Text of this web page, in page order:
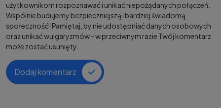
użytkownikom rozpoznawać i unikać niepożądanych połączeń.
Wspólnie budujemy bezpieczniejszą i bardziej świadomą
społeczność! Pamiętaj, by nie udostępniać danych osobowych
oraz unikać wulgaryzmów - w przeciwnym razie Twój komentarz
może zostać usunięty.
Dodaj komentarz